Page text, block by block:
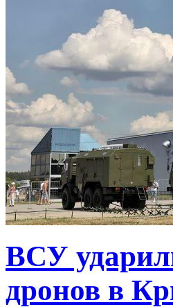
ВСУ
дронов в